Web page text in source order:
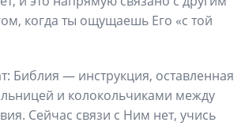
когда ты ощущаешь Его «с той
Библия — инструкция, оставленная
и колокольчиками между
Сейчас связи с Ним нет, учись